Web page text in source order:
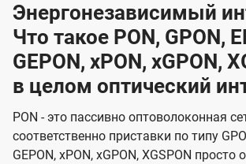
Энергонезависимый
Что такое PON, GPON,
GEPON, xPON, xGPON,
в целом оптический
PON - это пассивно оптоволоконная
соответственно приставки по типу
GEPON, xPON, xGPON, XGSPON